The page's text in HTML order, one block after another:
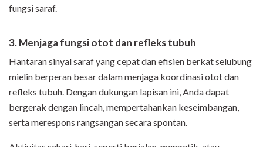
fungsi saraf.
3. Menjaga fungsi otot dan refleks tubuh
Hantaran sinyal saraf yang cepat dan efisien berkat selubung
mielin berperan besar dalam menjaga koordinasi otot dan
refleks tubuh. Dengan dukungan lapisan ini, Anda dapat
bergerak dengan lincah, mempertahankan keseimbangan,
serta merespons rangsangan secara spontan.